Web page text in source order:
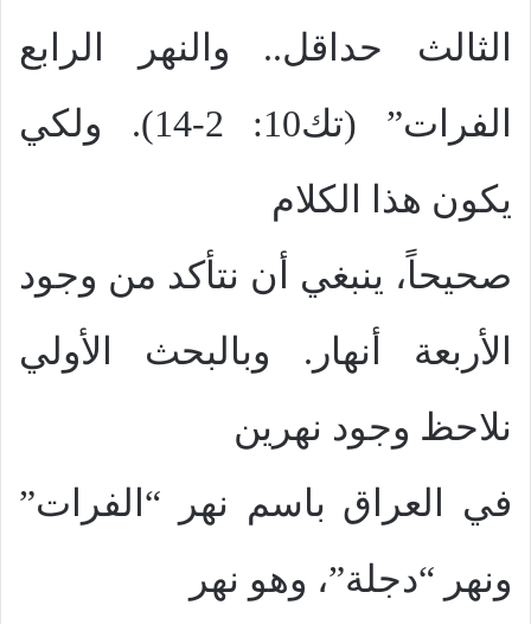
الثالث حداقل.. والنهر الرابع
الفرات” (تك10: 2-14). ولكي
يكون هذا الكلام
صحيحاً، ينبغي أن نتأكد من وجود
الأربعة أنهار. وبالبحث الأولي
نلاحظ وجود نهرين
في العراق باسم نهر “الفرات”
ونهر “دجلة”، وهو نهر